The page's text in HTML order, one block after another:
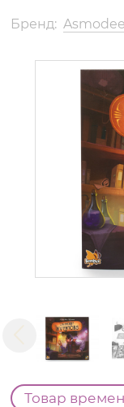
Бренд: Asmodee
Товар